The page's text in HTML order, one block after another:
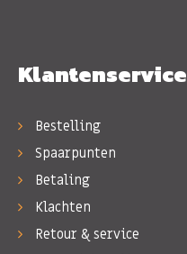
Klantenservice
Bestelling
Spaarpunten
Betaling
Klachten
Retour & service